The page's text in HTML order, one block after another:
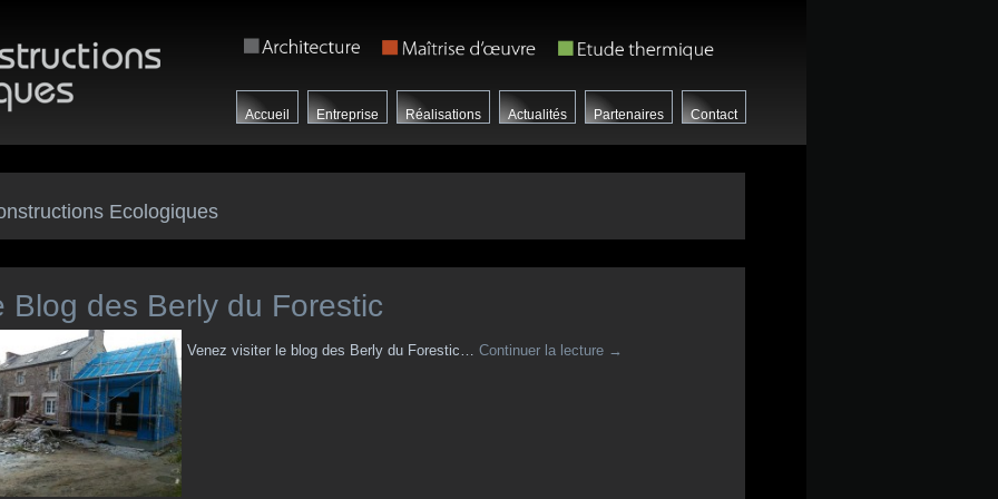
Accueil Entreprise Réalisations Actualités Partenaires Contact
Ecologiques
Blog des Berly du Forestic
Venez visiter le blog des Berly du Forestic… Continuer la lecture →